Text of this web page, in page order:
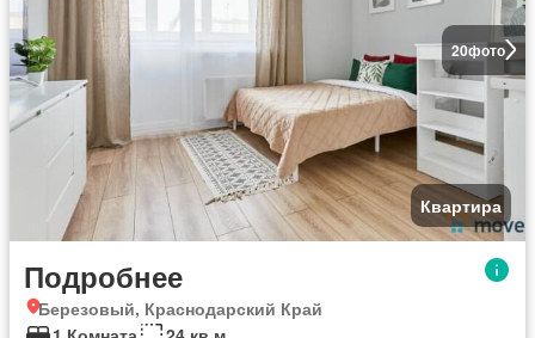
20фото
Квартира
Подробнее
Березовый, Краснодарский Край